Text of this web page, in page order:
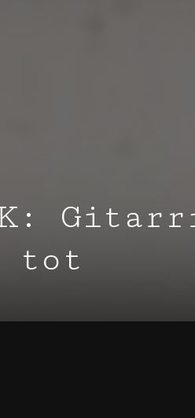
tot